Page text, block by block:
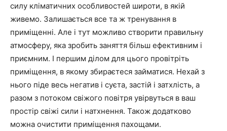
силу кліматичних особливостей широти, в якій
живемо. Залишається все та ж тренування в
приміщенні. Але і тут можливо створити правильну
атмосферу, яка зробить заняття більш ефективним і
приємним. І першим ділом для цього провітріть
приміщення, в якому збираєтеся займатися. Нехай з
нього піде весь негатив і суєта, застій і затхлість, а
разом з потоком свіжого повітря увірвуться в ваш
простір свіжі сили і натхнення. Також додатково
можна очистити приміщення пахощами.